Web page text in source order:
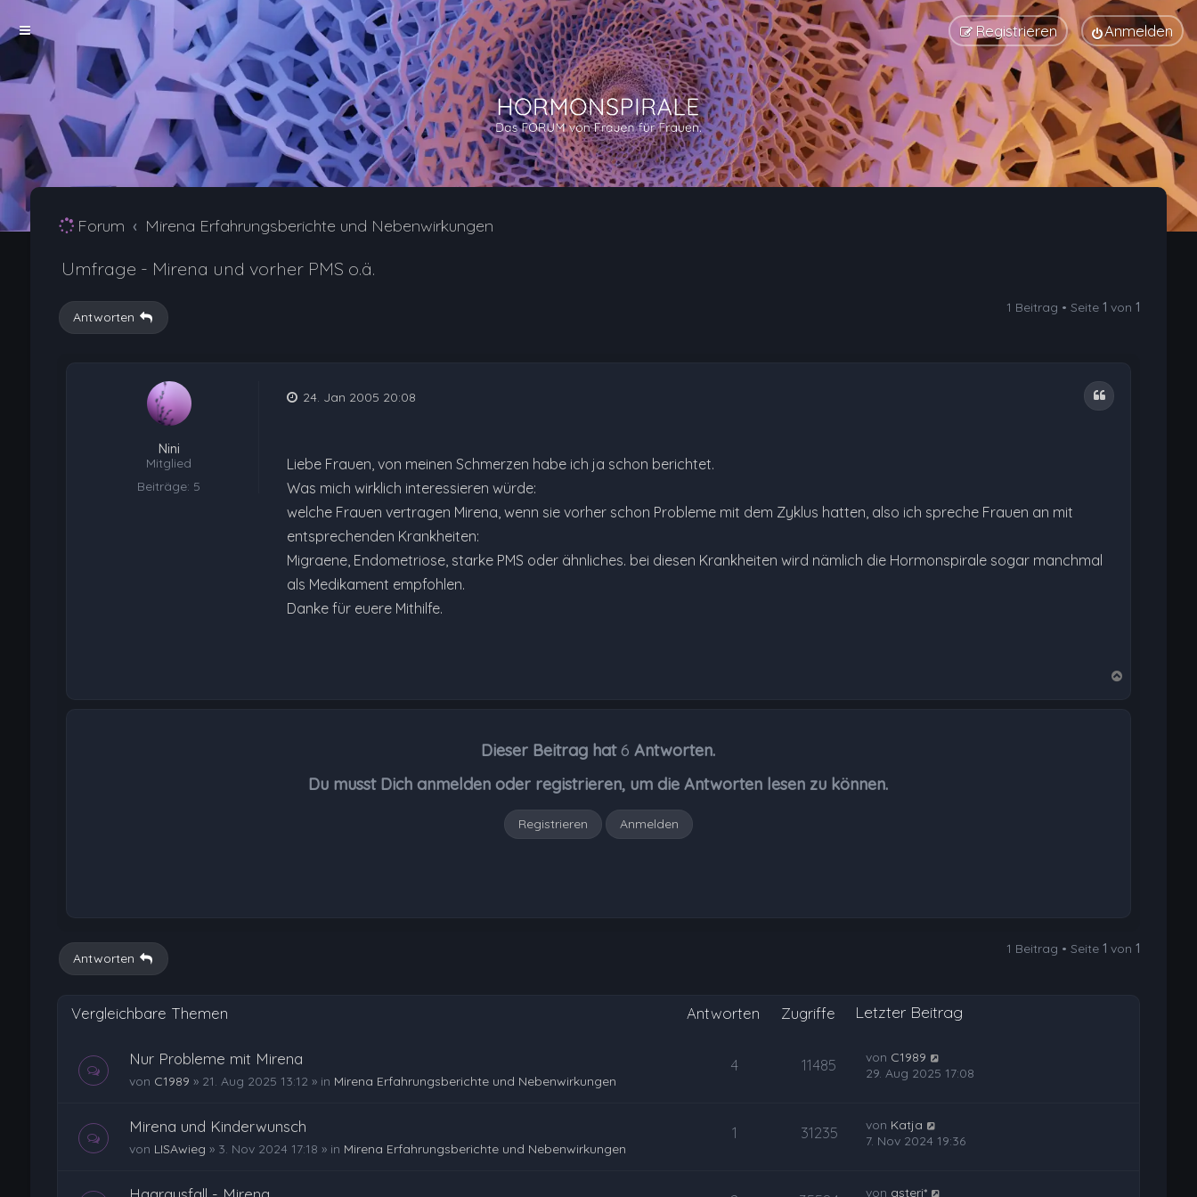
Anmelden
Registrieren
Forum Mirena Erfahrungsberichte und Nebenwirkungen
Umfrage - Mirena und vorher PMS o.ä.
Antworten
1 Beitrag • Seite1 von1
Nini
Mitglied
Beiträge: 5
Zitat
24. Jan 2005 20:08
Liebe Frauen, von meinen Schmerzen habe ich ja schon berichtet.
Was mich wirklich interessieren würde:
welche Frauen vertragen Mirena, wenn sie vorher schon Probleme mit dem Zyklus hatten, also ich spreche Frauen an mit
entsprechenden Krankheiten:
Migraene, Endometriose, starke PMS oder ähnliches. bei diesen Krankheiten wird nämlich die Hormonspirale sogar manchmal
als Medikament empfohlen.
Danke für euere Mithilfe.
Dieser Beitrag hat6 Antworten.
Du musst Dich anmelden oder registrieren, um die Antworten lesen zu können.
Registrieren Anmelden
Antworten
1 Beitrag • Seite1 von1
Vergleichbare Themen Antworten Zugriffe Letzter Beitrag
Nur Probleme mit Mirena
von C1989 » 21. Aug 2025 13:12 » in Mirena Erfahrungsberichte und Nebenwirkungen
4 11485 von C1989
29. Aug 2025 17:08
Mirena und Kinderwunsch
von LISAwieg » 3. Nov 2024 17:18 » in Mirena Erfahrungsberichte und Nebenwirkungen
1 31235 von Katja
7. Nov 2024 19:36
von asteri*